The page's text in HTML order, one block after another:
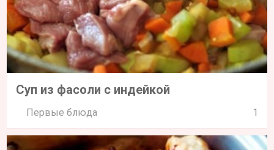
Суп из фасоли с индейкой
Первые блюда 1